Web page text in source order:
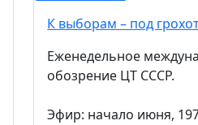
К выборам – под
Еженедельное
обозрение ЦТ СССР.
Эфир: начало июня,